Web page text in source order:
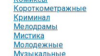
Короткометражные
Криминал
Мелодрамы
Мистика
Молодежные
Музыкальные